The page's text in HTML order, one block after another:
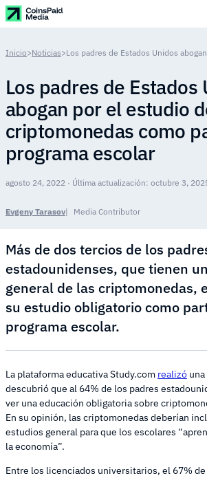
Inicio>Noticias>
Los padres de Estados
abogan por el estudio
criptomonedas como
programa escolar
agosto 24, 2022 · Última actualización: octubre 3,
Evgeny Tarasov Media Contributor
Más de dos tercios de los
estadounidenses, que tienen
general de las criptomonedas,
su estudio obligatorio como
programa escolar.
La plataforma educativa Study.com realizó
descubrió que al 64% de los padres
ver una educación obligatoria sobre
En su opinión, las criptomonedas deberían
estudios general para que los escolares
la economía”.
Entre los licenciados universitarios, el 67%